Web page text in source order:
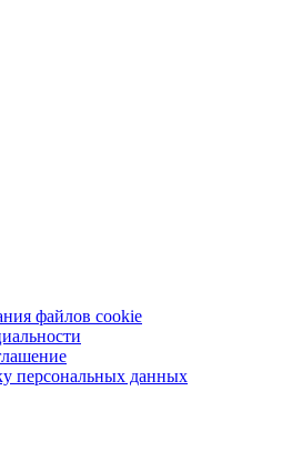
файлов cookie
персональных данных